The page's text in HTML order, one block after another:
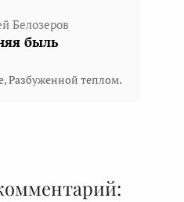
Белозеров
быль
Разбуженной теплом.